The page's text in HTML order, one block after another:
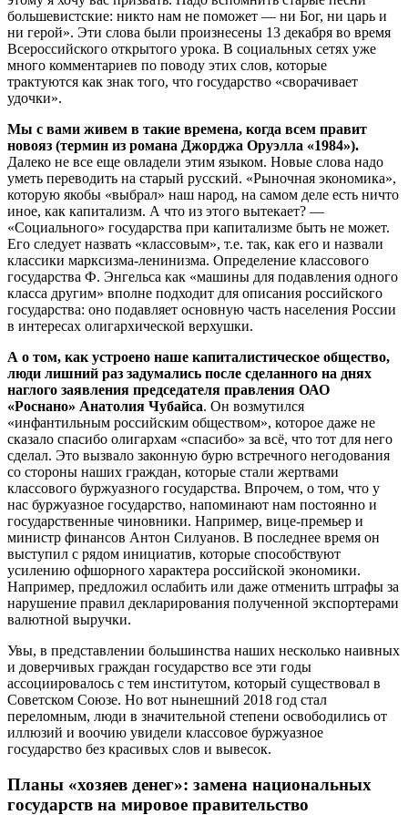
большевистские: никто нам не поможет — ни Бог, ни царь и
ни герой». Эти слова были произнесены 13 декабря во время
Всероссийского открытого урока. В социальных сетях уже
много комментариев по поводу этих слов, которые
трактуются как знак того, что государство «сворачивает
удочки».
Мы с вами живем в такие времена, когда всем правит
новояз (термин из романа Джорджа Оруэлла «1984»).
Далеко не все еще овладели этим языком. Новые слова надо
уметь переводить на старый русский. «Рыночная экономика»,
которую якобы «выбрал» наш народ, на самом деле есть ничто
иное, как капитализм. А что из этого вытекает? —
«Социального» государства при капитализме быть не может.
Его следует назвать «классовым», т.е. так, как его и назвали
классики марксизма-ленинизма. Определение классового
государства Ф. Энгельса как «машины для подавления одного
класса другим» вполне подходит для описания российского
государства: оно подавляет основную часть населения России
в интересах олигархической верхушки.
А о том, как устроено наше капиталистическое общество,
люди лишний раз задумались после сделанного на днях
наглого заявления председателя правления ОАО
«Роснано» Анатолия Чубайса. Он возмутился
«инфантильным российским обществом», которое даже не
сказало спасибо олигархам «спасибо» за всё, что тот для него
сделал. Это вызвало законную бурю встречного негодования
со стороны наших граждан, которые стали жертвами
классового буржуазного государства. Впрочем, о том, что у
нас буржуазное государство, напоминают нам постоянно и
государственные чиновники. Например, вице-премьер и
министр финансов Антон Силуанов. В последнее время он
выступил с рядом инициатив, которые способствуют
усилению офшорного характера российской экономики.
Например, предложил ослабить или даже отменить штрафы за
нарушение правил декларирования полученной экспортерами
валютной выручки.
Увы, в представлении большинства наших несколько наивных
и доверчивых граждан государство все эти годы
ассоциировалось с тем институтом, который существовал в
Советском Союзе. Но вот нынешний 2018 год стал
переломным, люди в значительной степени освободились от
иллюзий и воочию увидели классовое буржуазное
государство без красивых слов и вывесок.
Планы «хозяев денег»: замена национальных
государств на мировое правительство